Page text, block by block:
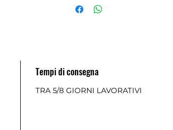
Tempi di consegna
TRA 5/8 GIORNI LAVORATIVI